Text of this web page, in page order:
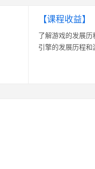
【课程收益】
了解游戏的发展
引擎的发展历程和